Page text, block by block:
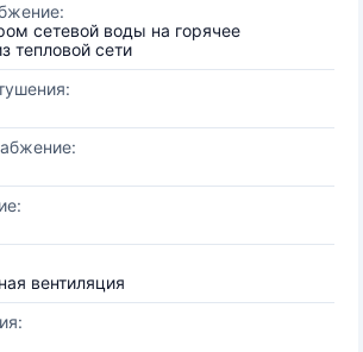
сетевой воды на горячее
тепловой сети
вентиляция